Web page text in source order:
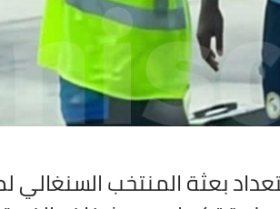
بعثة المنتخب السنغالي